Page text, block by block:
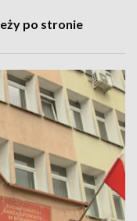
po stronie